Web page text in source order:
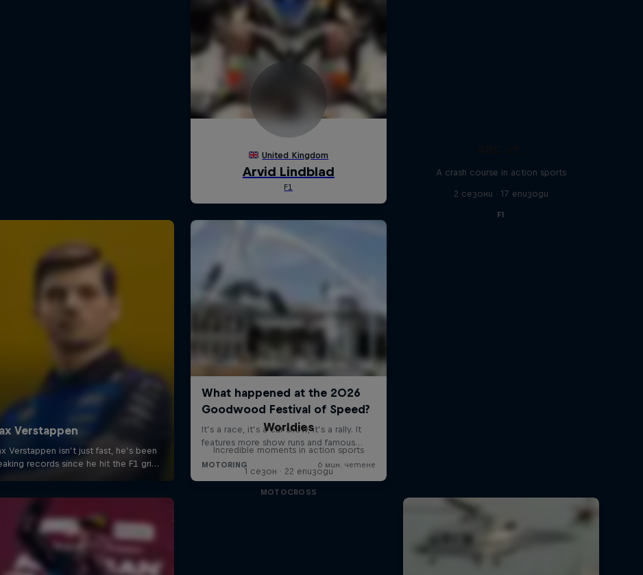
A crash course in action sports
2 сезони · 17 епизоди
F1
Worldies
Incredible moments in action sports
1 сезон · 22 епизоди
MOTOCROSS